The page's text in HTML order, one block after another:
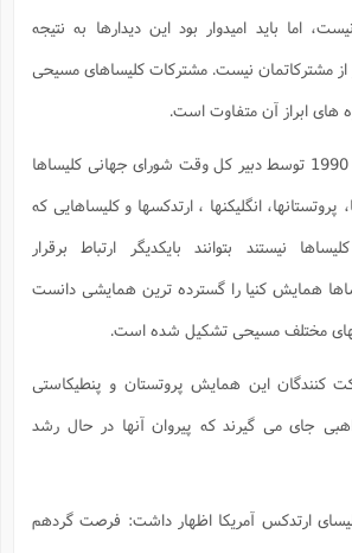
اما باید امیدوار بود این دیدارها به نتیجه
از مشترکاتمان نیست. مشترکات کلیساهای مسیحی
های ابراز آن متفاوت است.
این انجمن اواسط دهه 1990 توسط دبیر کل وقت شورای جهانی کلیساها
پروتستانها، انگلیکنها ، ارتدکسها و کلیساهایی که
نیستند بتوانند بایکدیگر ارتباط برقرار
همایش کنیا را گسترده ترین همایشی دانست
مختلف مسیحی تشکیل شده است.
شرکت کنندگان این همایش پروتستان و پنطیکاستی
جای می گیرند که پیروان آنها در حال رشد
ارتدکس آمریکا اظهار داشت: فرصت گردهم